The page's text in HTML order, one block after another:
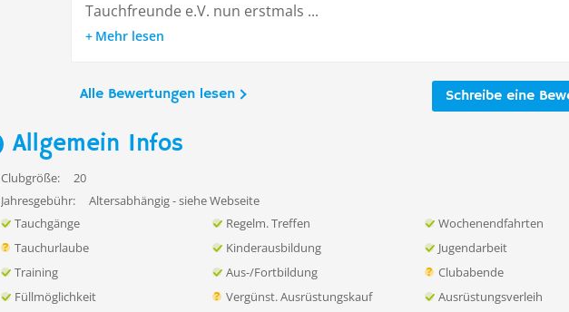
Tauchfreunde e.V. nun erstmals ...
Mehr lesen
Schreibe eine
Alle Bewertungen lesen
Allgemein Infos
Clubgröße:
20
Jahresgebühr:
Altersabhängig - siehe Webseite
Tauchgänge
Regelm. Treffen
Wochenendfahrten
Tauchurlaube
Kinderausbildung
Jugendarbeit
Training
Aus-/Fortbildung
Clubabende
Füllmöglichkeit
Vergünst. Ausrüstungskauf Ausrüstungsverleih